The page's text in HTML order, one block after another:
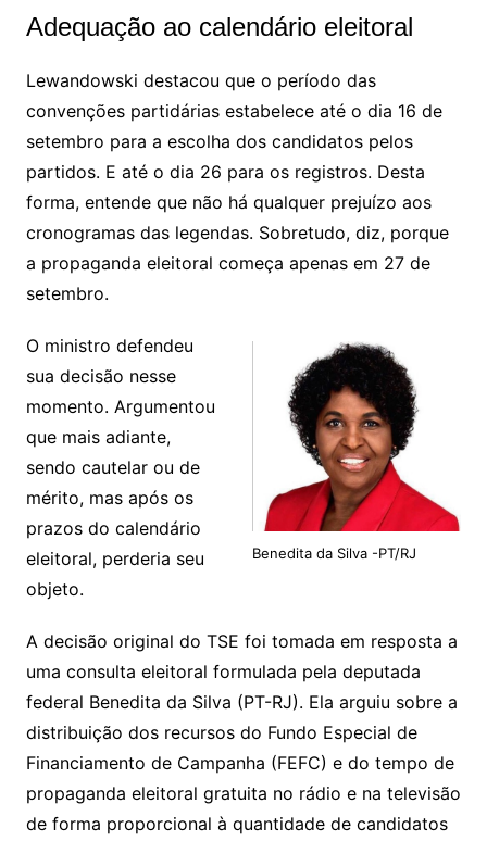
Adequação ao calendário eleitoral
Lewandowski destacou que o período das
convenções partidárias estabelece até o dia 16 de
setembro para a escolha dos candidatos pelos
partidos. E até o dia 26 para os registros. Desta
forma, entende que não há qualquer prejuízo aos
cronogramas das legendas. Sobretudo, diz, porque
a propaganda eleitoral começa apenas em 27 de
setembro.
Benedita da Silva -PT/RJ
O ministro defendeu
sua decisão nesse
momento. Argumentou
que mais adiante,
sendo cautelar ou de
mérito, mas após os
prazos do calendário
eleitoral, perderia seu
objeto.
A decisão original do TSE foi tomada em resposta a
uma consulta eleitoral formulada pela deputada
federal Benedita da Silva (PT-RJ). Ela arguiu sobre a
distribuição dos recursos do Fundo Especial de
Financiamento de Campanha (FEFC) e do tempo de
propaganda eleitoral gratuita no rádio e na televisão
de forma proporcional à quantidade de candidatos